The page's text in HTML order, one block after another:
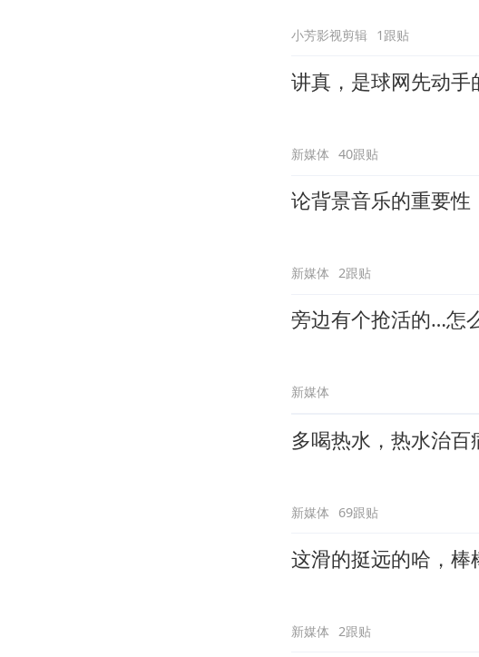
小芳影视剪辑 1跟贴
讲真，是球网先动手
新媒体 40跟贴
论背景音乐的重要性
新媒体 2跟贴
旁边有个抢活的…怎
新媒体
多喝热水，热水治百
新媒体 69跟贴
这滑的挺远的哈，棒
新媒体 2跟贴